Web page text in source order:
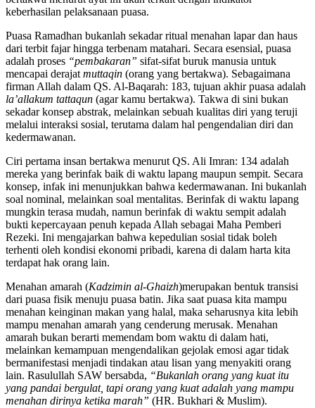
keberhasilan pelaksanaan puasa.
Puasa Ramadhan bukanlah sekadar ritual menahan lapar dan haus
dari terbit fajar hingga terbenam matahari. Secara esensial, puasa
adalah proses “pembakaran” sifat-sifat buruk manusia untuk
mencapai derajatmuttaqin (orang yang bertakwa). Sebagaimana
firman Allah dalam QS. Al-Baqarah: 183, tujuan akhir puasa adalah
la’allakum tattaqun (agar kamu bertakwa). Takwa di sini bukan
sekadar konsep abstrak, melainkan sebuah kualitas diri yang teruji
melalui interaksi sosial, terutama dalam hal pengendalian diri dan
kedermawanan.
Ciri pertama insan bertakwa menurut QS. Ali Imran: 134 adalah
mereka yang berinfak baik di waktu lapang maupun sempit. Secara
konsep, infak ini menunjukkan bahwa kedermawanan. Ini bukanlah
soal nominal, melainkan soal mentalitas. Berinfak di waktu lapang
mungkin terasa mudah, namun berinfak di waktu sempit adalah
bukti kepercayaan penuh kepada Allah sebagai Maha Pemberi
Rezeki. Ini mengajarkan bahwa kepedulian sosial tidak boleh
terhenti oleh kondisi ekonomi pribadi, karena di dalam harta kita
terdapat hak orang lain.
Menahan amarah (Kadzimin al-Ghaizh)merupakan bentuk transisi
dari puasa fisik menuju puasa batin. Jika saat puasa kita mampu
menahan keinginan makan yang halal, maka seharusnya kita lebih
mampu menahan amarah yang cenderung merusak. Menahan
amarah bukan berarti memendam bom waktu di dalam hati,
melainkan kemampuan mengendalikan gejolak emosi agar tidak
bermanifestasi menjadi tindakan atau lisan yang menyakiti orang
lain. Rasulullah SAW bersabda, “Bukanlah orang yang kuat itu
yang pandai bergulat, tapi orang yang kuat adalah yang mampu
menahan dirinya ketika marah” (HR. Bukhari & Muslim).